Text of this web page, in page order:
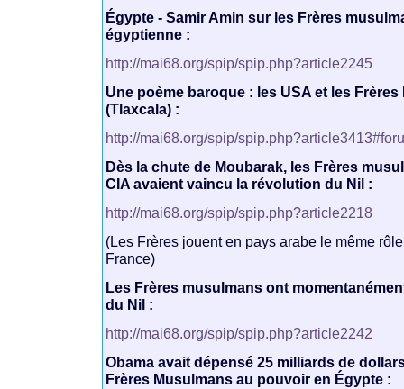
Égypte - Samir Amin sur les Frères
égyptienne :
http://mai68.org/spip/spip.php?article2245
Une poème baroque : les USA et les
(Tlaxcala) :
http://mai68.org/spip/
Dès la chute de Moubarak, les Frères
CIA avaient vaincu la révolution du Nil :
http://mai68.org/spip/spip.php?article2218
(Les Frères jouent en pays arabe le même
France)
Les Frères musulmans ont
du Nil :
http://mai68.org/spip/spip.php?article2242
Obama avait dépensé 25 milliards de
Frères Musulmans au pouvoir en Égypte :